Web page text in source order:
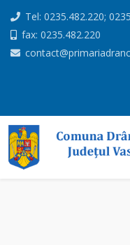
Tel: 0235.482.220;
fax: 0235.482.220